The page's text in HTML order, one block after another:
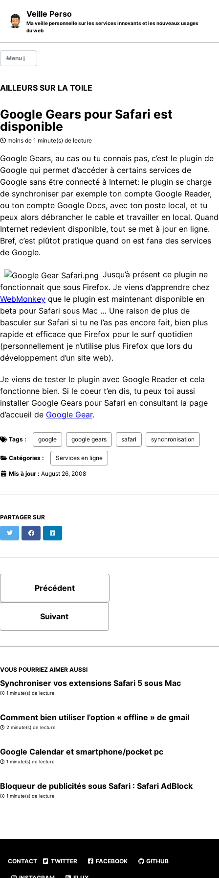
Veille Perso
Ma veille personnelle sur les services innovants et les nouveaux usages
du web
Menu
Catégories
A propos
AILLEURS SUR LA TOILE
Google Gears pour Safari est
disponible
moins de 1 minute(s) de lecture
Google Gears, au cas ou tu connais pas, c’est le plugin de
Google qui permet d’accéder à certains services de
Google sans être connecté à Internet: le plugin se charge
de synchroniser par exemple ton compte Google Reader,
ou ton compte Google Docs, avec ton poste local, et tu
peux alors débrancher le cable et travailler en local. Quand
Internet redevient disponible, tout se met à jour en ligne.
Bref, c’est plûtot pratique quand on est fana des services
de Google.
Jusqu’à présent ce plugin ne
fonctionnait que sous Firefox. Je viens d’apprendre chez
WebMonkey que le plugin est maintenant disponible en
beta pour Safari sous Mac … Une raison de plus de
basculer sur Safari si tu ne l’as pas encore fait, bien plus
rapide et efficace que Firefox pour le surf quotidien
(personnellement je n’utilise plus Firefox que lors du
développement d’un site web).
Je viens de tester le plugin avec Google Reader et cela
fonctionne bien. Si le coeur t’en dis, tu peux toi aussi
installer Google Gears pour Safari en consultant la page
d’accueil de Google Gear.
Tags : google google gears safari synchronisation
Catégories : Services en ligne
Mis à jour : August 26, 2008
PARTAGER SUR
Twitter Facebook
Précédent
Suivant
VOUS POURRIEZ AIMER AUSSI
Synchroniser vos extensions Safari 5 sous Mac
1 minute(s) de lecture
Comment bien utiliser l’option « offline » de gmail
2 minute(s) de lecture
Google Calendar et smartphone/pocket pc
1 minute(s) de lecture
Bloqueur de publicités sous Safari : Safari AdBlock
1 minute(s) de lecture
CONTACT TWITTER FACEBOOK GITHUB